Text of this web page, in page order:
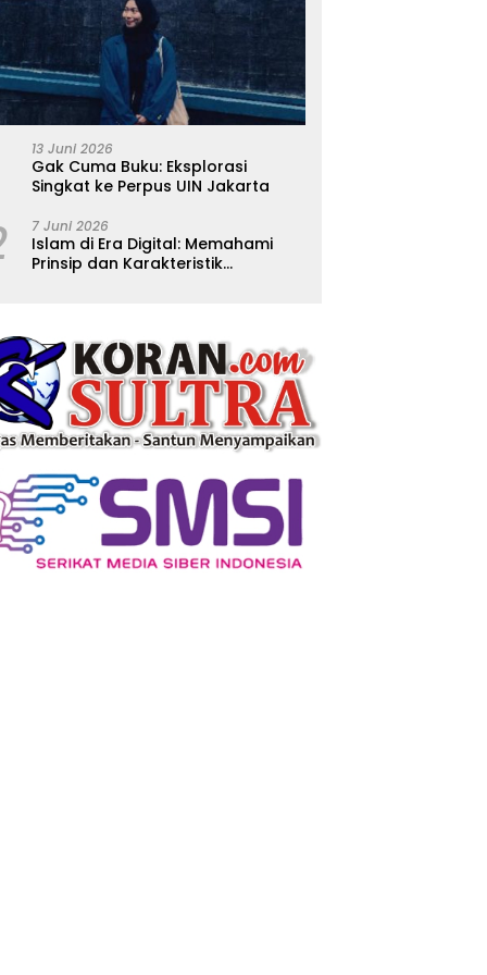
13 Juni 2026
Gak Cuma Buku: Eksplorasi
Singkat ke Perpus UIN Jakarta
7 Juni 2026
Islam di Era Digital: Memahami
Prinsip dan Karakteristik